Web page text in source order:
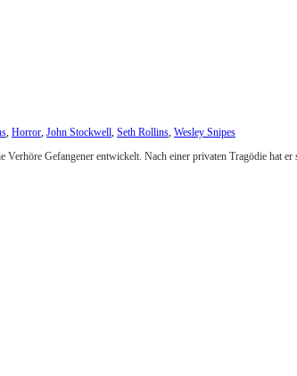
, Horror, John Stockwell, Seth Rollins, Wesley Snipes
Gefangener entwickelt. Nach einer privaten Tragödie hat